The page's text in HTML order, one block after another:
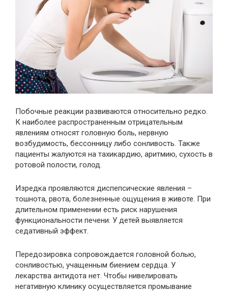
Побочные реакции развиваются относительно редко.
К наиболее распространенным отрицательным
явлениям относят головную боль, нервную
возбудимость, бессонницу либо сонливость. Также
пациенты жалуются на тахикардию, аритмию, сухость в
ротовой полости, голод.
Изредка проявляются диспепсические явления –
тошнота, рвота, болезненные ощущения в животе. При
длительном применении есть риск нарушения
функциональности печени. У детей выявляется
седативный эффект.
Передозировка сопровождается головной болью,
сонливостью, учащенным биением сердца. У
лекарства антидота нет. Чтобы нивелировать
негативную клинику осуществляется промывание